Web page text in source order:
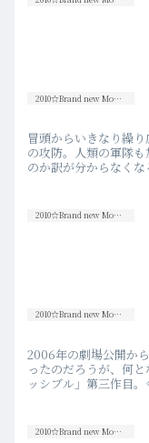
2010☆Brand new Movies
冒頭からいきなり繰
の攻防。人類の軍隊
のか訳が分からなく
2010☆Brand new Movies
2010☆Brand new Movies
2006年の劇場公開か
ったのだろうが、何
ッシブル」第三作目
2010☆Brand new Movies